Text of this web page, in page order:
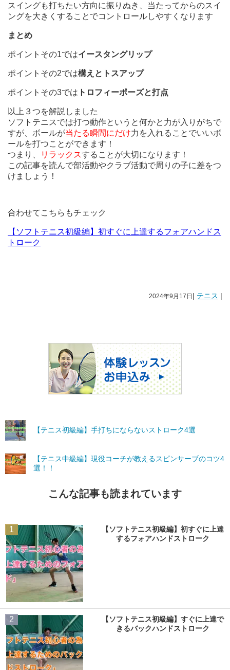
スイングも打ちたい方向に振りぬき、当たってからのスイ
ングを大きくすることでコントロールしやすくなります
まとめ
ポイントその1ではイースタングリップ
ポイントその2では構えとトスアップ
ポイントその3では トロフィーポーズと打点
以上３つを解説しました
ソフトテニスでは打つ動作というと何かと力が入りがちで
すが、ボールが当たる瞬間にだけ力を入れることでいいボ
ールを打つことができます！
つまり、
リラックスすることが大切になります！
この記事を読んで部活動やクラブ活動で周りの子に差をつ
けましょう！
合わせてこちらもチェック
【ソフトテニス初級編】初すぐに上達するフォアハンドス
トローク
2024年9月17日 | テニス |
【テニス初級編】手打ちにならないストローク4選
【テニス中級編】現役コーチが教えるスピンサーブのコツ4
選！！
こんな記事も読まれています
1
【ソフトテニス初級編】初すぐに上達
するフォアハンドストローク
2
【ソフトテニス初級編】すぐに上達で
きるバックハンドストローク